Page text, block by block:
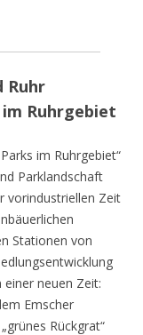
Ruhr
Ruhrgebiet
im Ruhrgebiet“
Parklandschaft
vorindustriellen Zeit
Stationen von
neuen Zeit:
Emscher
Rückgrat“